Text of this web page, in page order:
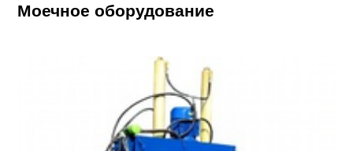
Моечное оборудование